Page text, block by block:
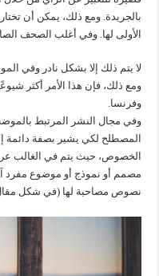
بالجريدة. ومع ذلك، يمكن أن
الأولى لها. وفي أغلب الصحف
لا يتم ذلك إلا بشكل نادر وفي
ومع ذلك، فإن هذا الأمر أكثر
وفرنسا.
وفي مجال النشر المرتبط
المصطلح لكي يشير بصفة دائمة
الخصوص، حيث يتم في الغالب
مصمم أو نموذج أو موضوع مفرد
نصوص مصاحبة لها (في شكل